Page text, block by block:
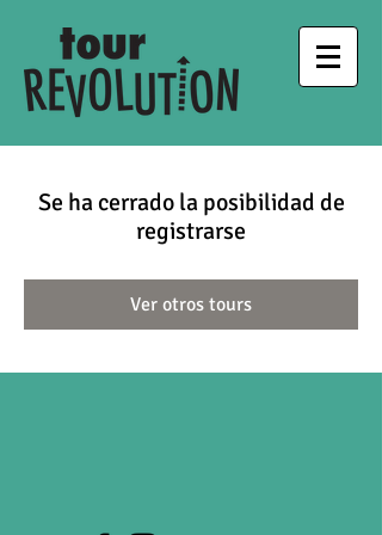
Se ha cerrado la posibilidad de
registrarse
Ver otros tours